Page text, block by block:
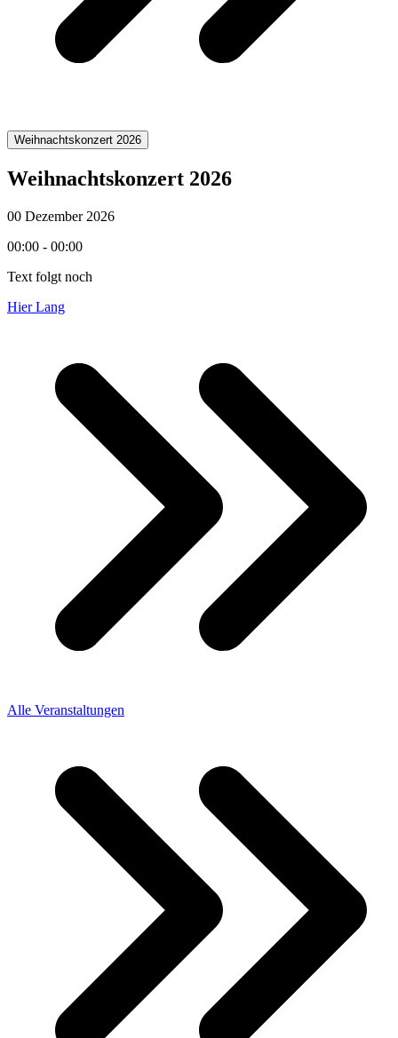
Weihnachtskonzert 2026
Weihnachtskonzert 2026
00 Dezember 2026
00:00 - 00:00
Text folgt noch
Hier Lang
Alle Veranstaltungen